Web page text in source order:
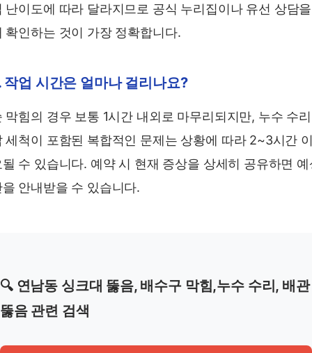
난이도에 따라 달라지므로 공식 누리집이나 유선 상담을
확인하는 것이 가장 정확합니다.
작업 시간은 얼마나 걸리나요?
막힘의 경우 보통 1시간 내외로 마무리되지만, 누수 수
세척이 포함된 복합적인 문제는 상황에 따라 2~3시간
수 있습니다. 예약 시 현재 증상을 상세히 공유하면 예
안내받을 수 있습니다.
🔍 연남동 싱크대 뚫음, 배수구 막힘,누수 수리, 배관
뚫음 관련 검색